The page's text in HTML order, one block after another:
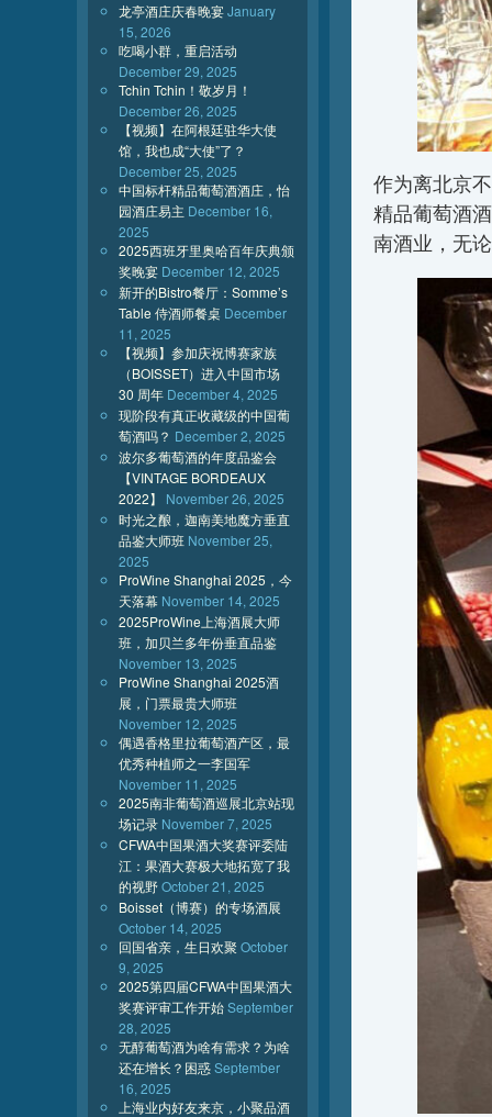
作为离北京
精品葡萄酒
南酒业，无
龙亭酒庄庆春晚宴January
15, 2026
吃喝小群，重启活动
December 29, 2025
Tchin Tchin！敬岁月！
December 26, 2025
【视频】在阿根廷驻华大使
馆，我也成“大使”了？
December 25, 2025
中国标杆精品葡萄酒酒庄，怡
园酒庄易主 December 16,
2025
2025西班牙里奥哈百年庆典颁
奖晚宴 December 12, 2025
新开的Bistro餐厅：Somme’s
Table 侍酒师餐桌 December
11, 2025
【视频】参加庆祝博赛家族
（BOISSET）进入中国市场
30 周年 December 4, 2025
现阶段有真正收藏级的中国葡
萄酒吗？ December 2, 2025
波尔多葡萄酒的年度品鉴会
【VINTAGE BORDEAUX
2022】
November 26, 2025
时光之酿，迦南美地魔方垂直
品鉴大师班 November 25,
2025
ProWine Shanghai 2025，今
天落幕 November 14, 2025
2025ProWine上海酒展大师
班，加贝兰多年份垂直品鉴
November 13, 2025
ProWine Shanghai 2025酒
展，门票最贵大师班
November 12, 2025
偶遇香格里拉葡萄酒产区，最
优秀种植师之一李国军
November 11, 2025
2025南非葡萄酒巡展北京站现
场记录 November 7, 2025
CFWA中国果酒大奖赛评委陆
江：果酒大赛极大地拓宽了我
的视野October 21, 2025
Boisset（博赛）的专场酒展
October 14, 2025
回国省亲，生日欢聚 October
9, 2025
2025第四届CFWA中国果酒大
奖赛评审工作开始September
28, 2025
无醇葡萄酒为啥有需求？为啥
还在增长？困惑September
16, 2025
上海业内好友来京，小聚品酒